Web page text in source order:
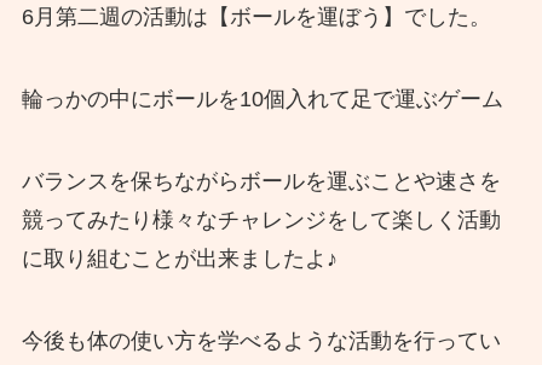
6月第二週の活動は【ボールを運ぼう】でした。
輪っかの中にボールを10個入れて足で運ぶゲーム
バランスを保ちながらボールを運ぶことや速さを
競ってみたり様々なチャレンジをして楽しく活動
に取り組むことが出来ましたよ♪
今後も体の使い方を学べるような活動を行ってい